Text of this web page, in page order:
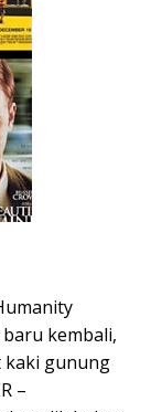
kembali,
kaki gunung
–